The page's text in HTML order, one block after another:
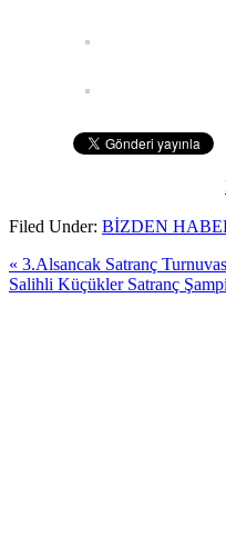
Filed Under: BİZDEN
« 3.Alsancak Satranç
Salihli Küçükler Satranç